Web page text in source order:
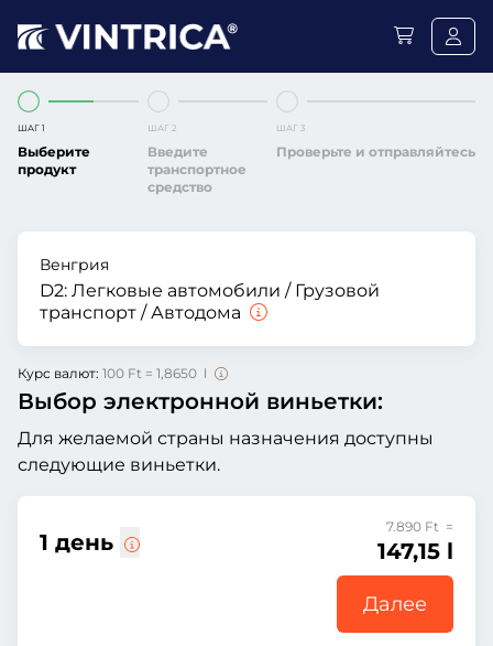
ШАГ 1
Выберите
продукт
ШАГ 2
Введите
транспортное
средство
ШАГ 3
Проверьте и отправляйтесь
Венгрия
D2: Легковые автомобили / Грузовой
транспорт / Автодома
Курс валют: 100 Ft = 1,8650 l
Выбор электронной виньетки:
Для желаемой страны назначения доступны
следующие виньетки.
1 день
7.890 Ft =
147,15 l
Далее